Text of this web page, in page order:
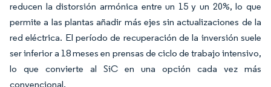
reducen la distorsión armónica entre un 15 y un 20%, lo que
permite a las plantas añadir más ejes sin actualizaciones de la
red eléctrica. El período de recuperación de la inversión suele
ser inferior a 18 meses en prensas de ciclo de trabajo intensivo,
lo que convierte al SiC en una opción cada vez más
convencional.